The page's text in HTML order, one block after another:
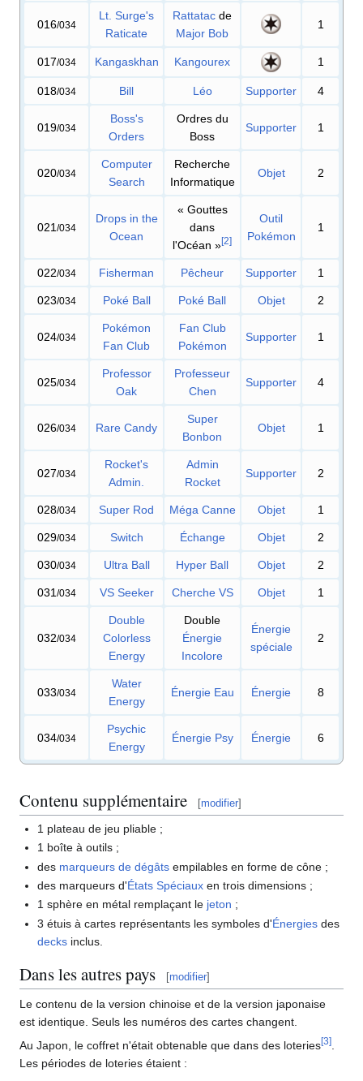
016/034
Lt. Surge's
Raticate
Rattatac de
Major Bob
1
017/034 Kangaskhan Kangourex 1
018/034 Bill Léo Supporter 4
019/034
Boss's
Orders
Ordres du
Boss
Supporter 1
020/034
Computer
Search
Recherche
Informatique
Objet 2
021 /034
Drops in the
Ocean
« Gouttes
dans
l'Océan »[2]
Outil
Pokémon
1
022/034 Fisherman Pêcheur Supporter 1
023/034 Poké Ball Poké Ball Objet 2
024/034
Pokémon
Fan Club
Fan Club
Pokémon
Supporter 1
025/034
Professor
Oak
Professeur
Chen
Supporter 4
026/034 Rare Candy
Super
Bonbon
Objet 1
027/034
Rocket's
Admin.
Admin
Rocket
Supporter 2
028/034 Super Rod Méga Canne Objet 1
029/034 Switch Échange Objet 2
030/034 Ultra Ball Hyper Ball Objet 2
031 /034 VS Seeker Cherche VS Objet 1
032/034
Double
Colorless
Energy
Double
Énergie
Incolore
Énergie
spéciale
2
033/034
Water
Energy
Énergie Eau Énergie 8
034/034
Psychic
Energy
Énergie Psy Énergie 6
Contenu supplémentaire [modifier]
1 plateau de jeu pliable ;
1 boîte à outils ;
des marqueurs de dégâts empilables en forme de cône ;
des marqueurs d'États Spéciaux en trois dimensions ;
1 sphère en métal remplaçant le jeton ;
3 étuis à cartes représentants les symboles d'Énergies des
decks inclus.
Dans les autres pays [modifier]
Le contenu de la version chinoise et de la version japonaise
est identique. Seuls les numéros des cartes changent.
Au Japon, le coffret n'était obtenable que dans des loteries[3]
Les périodes de loteries étaient :